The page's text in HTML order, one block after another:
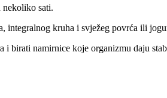
nekoliko sati.
integralnog kruha i svježeg povrća ili
i birati namirnice koje organizmu daju